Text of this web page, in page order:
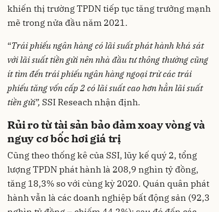
khiến thị trường TPDN tiếp tục tăng trưởng mạnh
mẽ trong nửa đầu năm 2021.
“Trái phiếu ngân hàng có lãi suất phát hành khá sát
với lãi suất tiền gửi nên nhà đầu tư thông thường cũng
ít tìm đến trái phiếu ngân hàng ngoại trừ các trái
phiếu tăng vốn cấp 2 có lãi suất cao hơn hẳn lãi suất
tiền gửi”, SSI Reseach nhận định.
Rủi ro từ tài sản bảo đảm xoay vòng và
nguy cơ bốc hơi giá trị
Cũng theo thống kê của SSI, lũy kế quý 2, tổng
lượng TPDN phát hành là 208,9 nghìn tỷ đồng,
tăng 18,3% so với cùng kỳ 2020. Quán quân phát
hành vẫn là các doanh nghiệp bất động sản (92,3